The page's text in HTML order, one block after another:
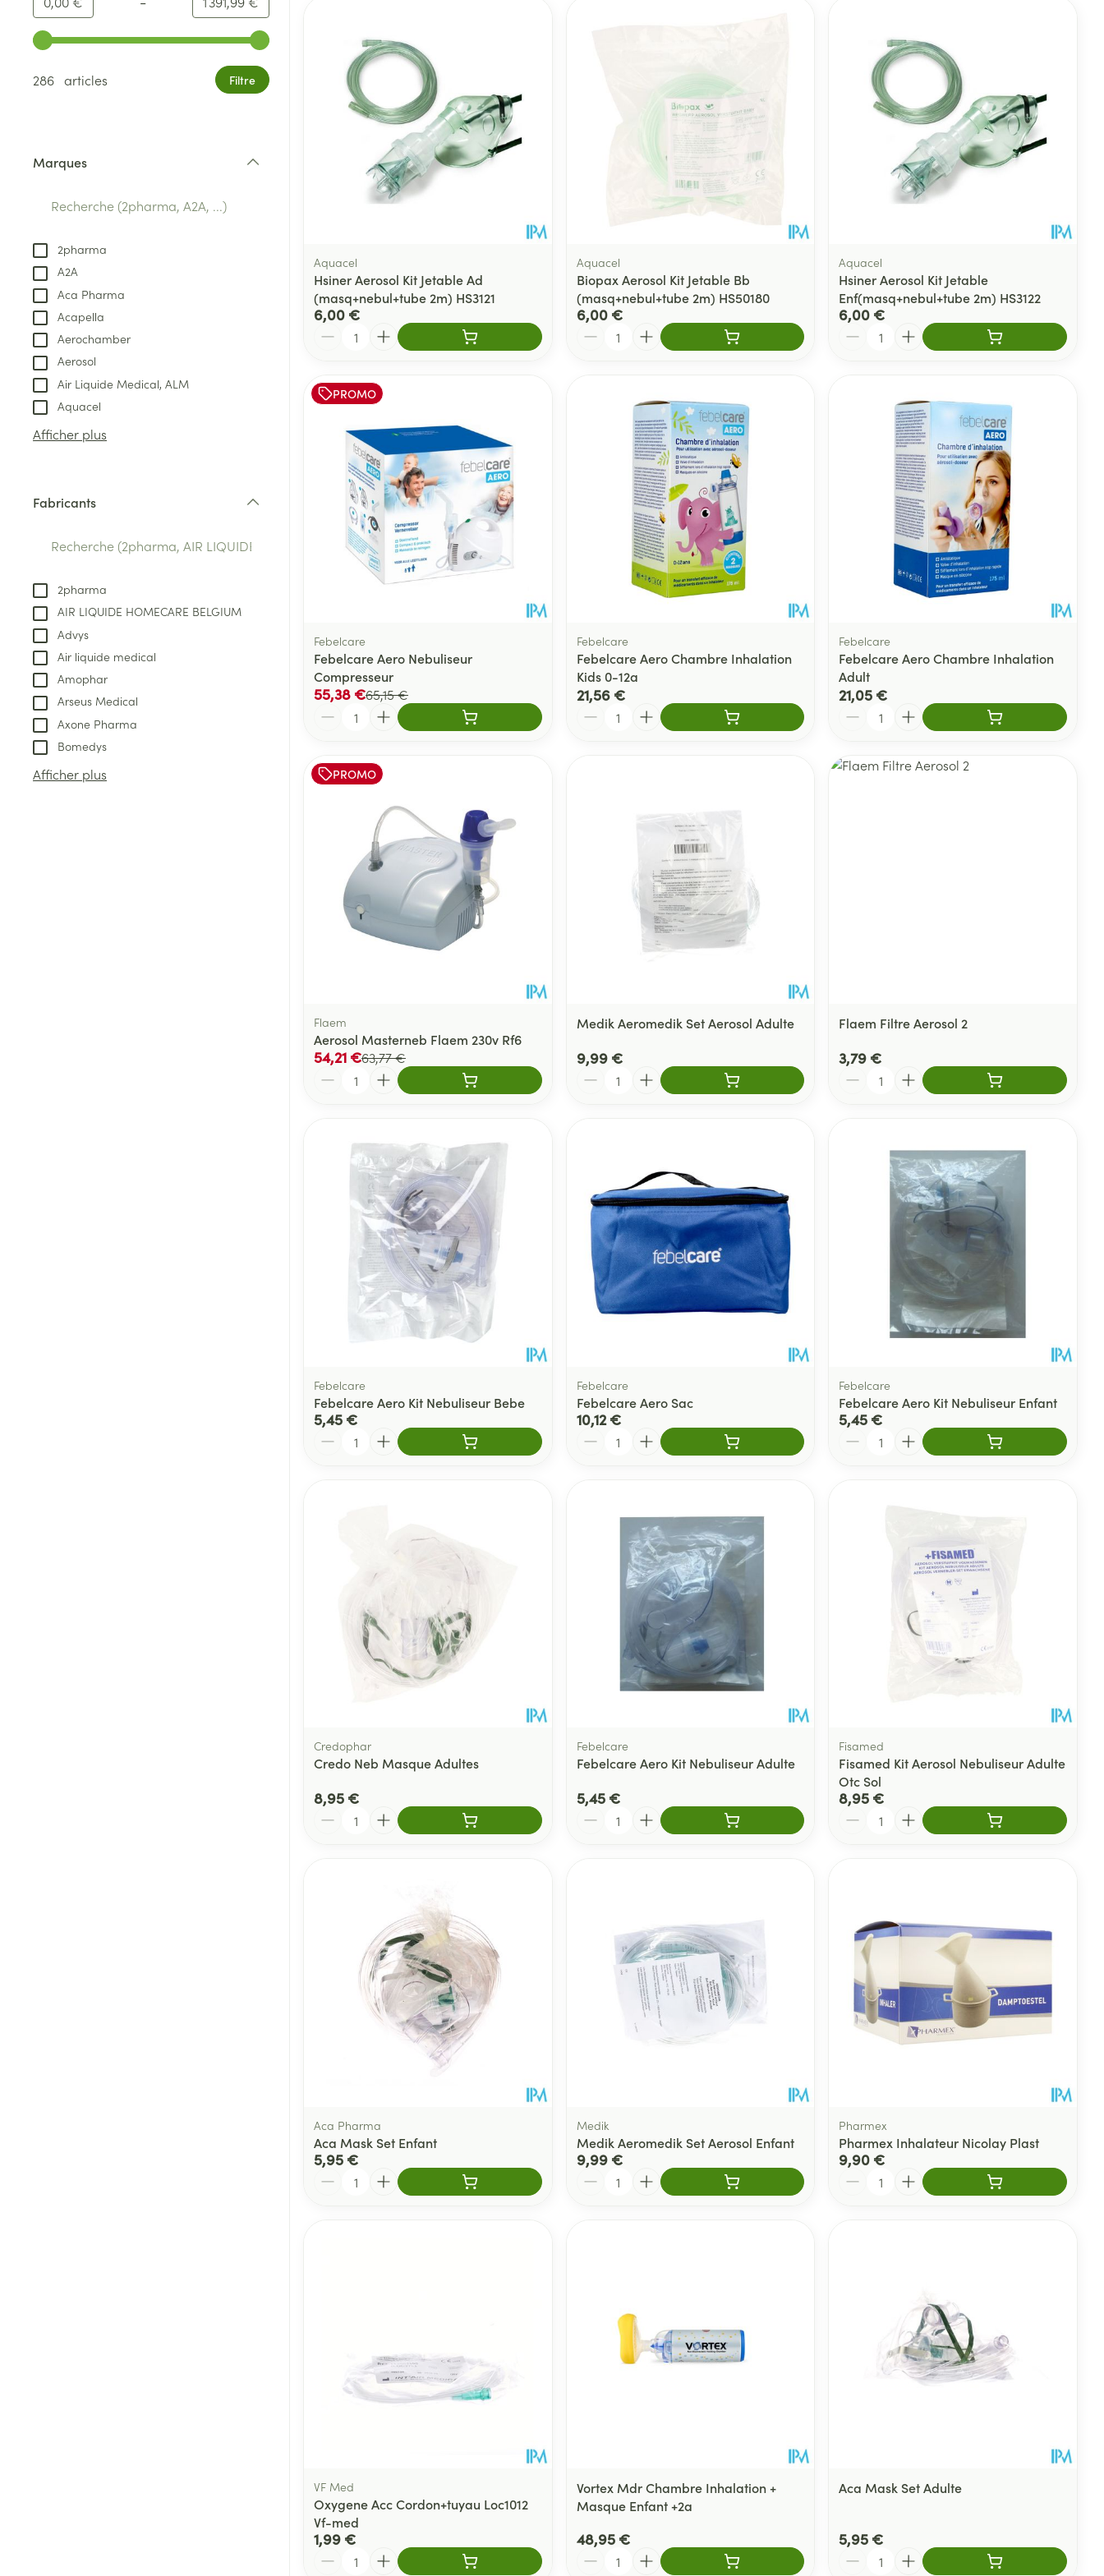
Utilisez les touches fléchées gauche et droite pour ajuster les valeurs minimales et maximales du prix.
286 articles
Filtre
Marques
2pharma
A2A
Aca Pharma
Acapella
Aerochamber
Aerosol
Air Liquide Medical, ALM
Aquacel
Afficher plus
Fabricants
2pharma
AIR LIQUIDE HOMECARE BELGIUM
Advys
Air liquide medical
Amophar
Arseus Medical
Axone Pharma
Bomedys
Afficher plus
Aquacel
Hsiner Aerosol Kit Jetable Ad
(masq+nebul+tube 2m) HS3121
6,00 €
Quantité
Aquacel
Biopax Aerosol Kit Jetable Bb
(masq+nebul+tube 2m) HS50180
6,00 €
Quantité
Aquacel
Hsiner Aerosol Kit Jetable
Enf(masq+nebul+tube 2m) HS3122
6,00 €
Quantité
PROMO
Febelcare
Febelcare Aero Nebuliseur
Compresseur
65,15 €
55,38 €
Quantité
Febelcare
Febelcare Aero Chambre Inhalation
Kids 0-12a
21,56 €
Quantité
Febelcare
Febelcare Aero Chambre Inhalation
Adult
21,05 €
Quantité
PROMO
Flaem
Aerosol Masterneb Flaem 230v Rf6
63,77 €
54,21 €
Quantité
Medik Aeromedik Set Aerosol Adulte
9,99 €
Quantité
Flaem Filtre Aerosol 2
3,79 €
Quantité
Febelcare
Febelcare Aero Kit Nebuliseur Bebe
5,45 €
Quantité
Febelcare
Febelcare Aero Sac
10,12 €
Quantité
Febelcare
Febelcare Aero Kit Nebuliseur Enfant
5,45 €
Quantité
Credophar
Credo Neb Masque Adultes
8,95 €
Quantité
Febelcare
Febelcare Aero Kit Nebuliseur Adulte
5,45 €
Quantité
Fisamed
Fisamed Kit Aerosol Nebuliseur Adulte
Otc Sol
8,95 €
Quantité
Aca Pharma
Aca Mask Set Enfant
5,95 €
Quantité
Medik
Medik Aeromedik Set Aerosol Enfant
9,99 €
Quantité
Pharmex
Pharmex Inhalateur Nicolay Plast
9,90 €
Quantité
VF Med
Oxygene Acc Cordon+tuyau Loc1012
Vf-med
1,99 €
Quantité
Vortex Mdr Chambre Inhalation +
Masque Enfant +2a
48,95 €
Quantité
Aca Mask Set Adulte
5,95 €
Quantité